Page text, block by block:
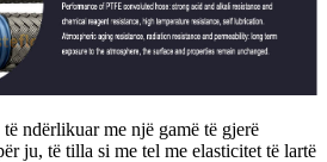
ndërlikuar me një gamë të gjerë
ju, të tilla si me tel me elasticitet të lartë